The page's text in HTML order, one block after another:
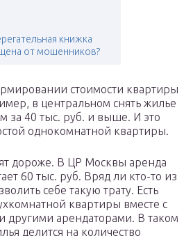
книжка
от мошенников?
стоимости квартиры
в центральном снять жилье
за 40 тыс. руб. и выше. И это
однокомнатной квартиры.
дороже. В ЦР Москвы аренда
60 тыс. руб. Вряд ли кто-то из
себе такую трату. Есть
квартиры вместе с
другими арендаторами. В таком
делится на количество